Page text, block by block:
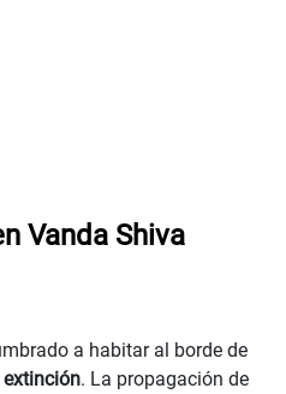
Vanda Shiva
a habitar al borde de
. La propagación de